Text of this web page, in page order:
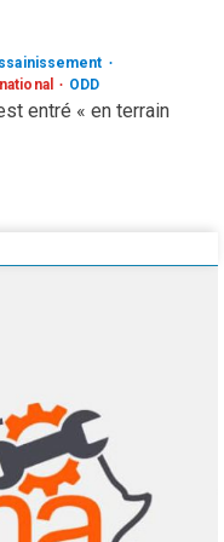
ODD
entré « en terrain
guerre nucléaire
de l’extrême droite
de prison pour incitation
migrants Marocains